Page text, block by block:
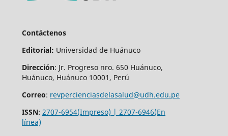
Contáctenos
Editorial: Universidad de Huánuco
Dirección: Jr. Progreso nro. 650 Huánuco,
Huánuco, Huánuco 10001, Perú
Correo: revpercienciasdelasalud@udh.edu.pe
ISSN: 2707-6954(Impreso) | 2707-6946(En
línea)